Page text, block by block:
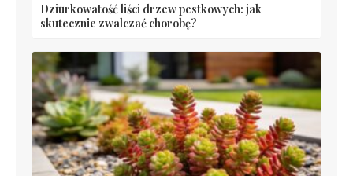
Dziurkowatość liści drzew pestkowych: jak
skutecznie zwalczać chorobę?